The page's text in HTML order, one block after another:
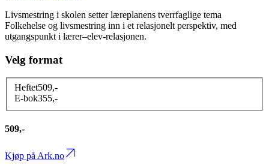
Livsmestring i skolen setter læreplanens tverrfaglige tema
Folkehelse og livsmestring inn i et relasjonelt perspektiv, med
utgangspunkt i lærer–elev-relasjonen.
Velg format
Heftet509,-
E-bok355,-
509,-
Kjøp på Ark.no